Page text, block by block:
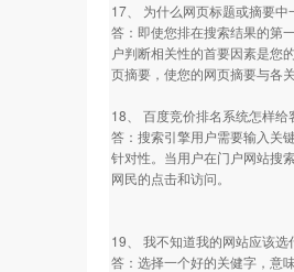
17、 为什么网页标题或摘要
答：即使您排在搜索结果的第
户判断相关性的首要因素是您
页摘要，使您的网页摘要与各
18、 百度竞价排名系统怎样
答：搜索引擎用户需要输入关
针对性。当用户在门户网站搜
网民的点击和访问。
19、 我不知道我的网站应该
答：选择一个好的关健字，意